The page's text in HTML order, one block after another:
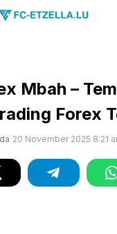
Mbah –
Forex
20 November 2025 8:21